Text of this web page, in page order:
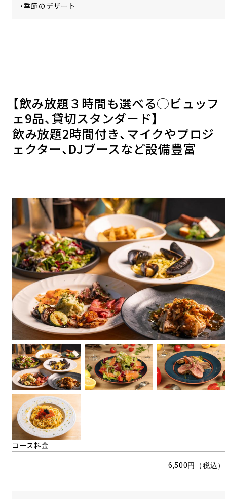
・季節のデザート
【飲み放題３時間も選べる◯ビュッフ
ェ9品、貸切スタンダード】
飲み放題2時間付き、マイクやプロジ
ェクター、DJブースなど設備豊富
コース料金
6,500円（税込）